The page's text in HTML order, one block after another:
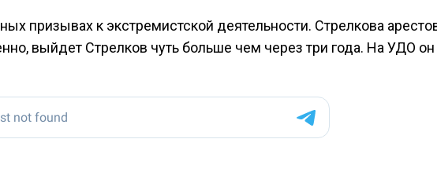
призывах к экстремистской деятельности. Стрелкова
выйдет Стрелков чуть больше чем через три года. На УДО он